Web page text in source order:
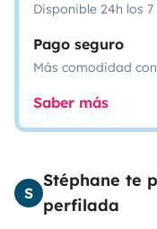
Disponible 24h los
Pago seguro
Más comodidad
Saber más
S
Stéphane te
perfilada